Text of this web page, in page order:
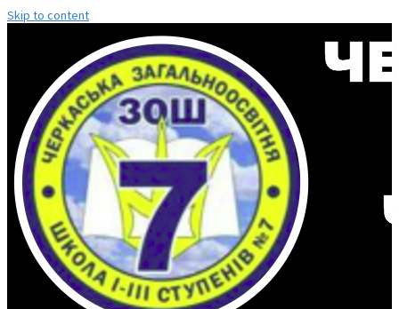
Skip to content